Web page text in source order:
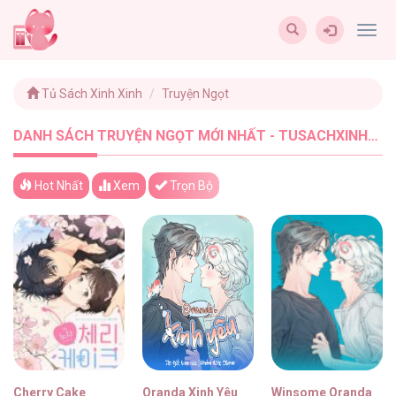
Tủ Sách Xinh Xinh Truyện Ngọt
DANH SÁCH TRUYỆN NGỌT MỚI NHẤT - TUSACHXINHXINH (30)
Hot Nhất Xem Trọn Bộ
Cherry Cake Oranda Xinh Yêu Winsome Oranda